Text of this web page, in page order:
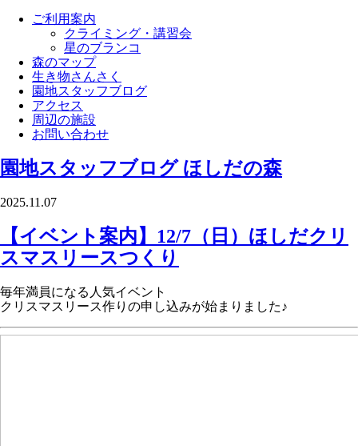
ご利用案内
クライミング・講習会
星のブランコ
森のマップ
生き物さんさく
園地スタッフブログ
アクセス
周辺の施設
お問い合わせ
園地スタッフブログ ほしだの森
2025.11.07
【イベント案内】12/7（日）ほしだクリ
スマスリースつくり
毎年満員になる人気イベント
クリスマスリース作りの申し込みが始まりました♪